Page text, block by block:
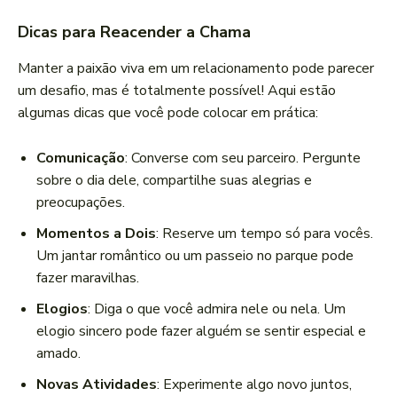
Dicas para Reacender a Chama
Manter a paixão viva em um relacionamento pode parecer
um desafio, mas é totalmente possível! Aqui estão
algumas dicas que você pode colocar em prática:
Comunicação: Converse com seu parceiro. Pergunte
sobre o dia dele, compartilhe suas alegrias e
preocupações.
Momentos a Dois: Reserve um tempo só para vocês.
Um jantar romântico ou um passeio no parque pode
fazer maravilhas.
Elogios: Diga o que você admira nele ou nela. Um
elogio sincero pode fazer alguém se sentir especial e
amado.
Novas Atividades: Experimente algo novo juntos,